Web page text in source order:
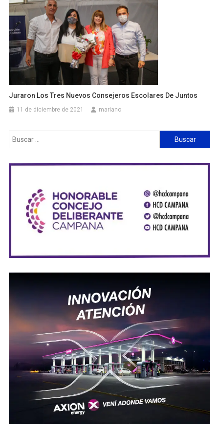
Juraron Los Tres Nuevos Consejeros Escolares De Juntos
11 de diciembre de 2021 mariano
Buscar: